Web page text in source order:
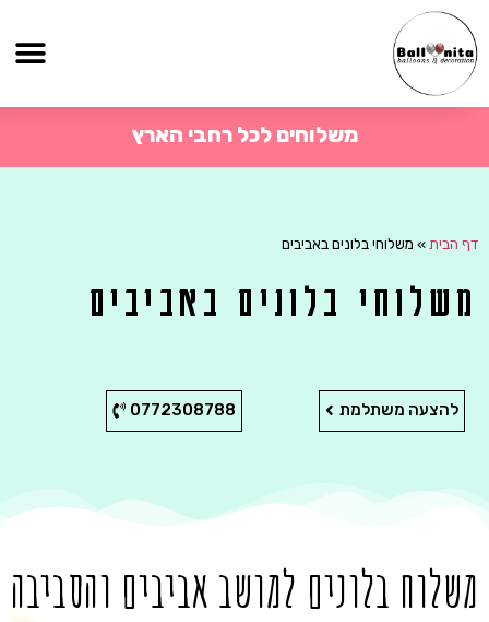
משלוחים לכל רחבי הארץ
דף הבית» משלוחי בלונים באביבים
משלוחי בלונים באביבים
להצעה משתלמת 0772308788
משלוח בלונים למושב אביבים והסביבה